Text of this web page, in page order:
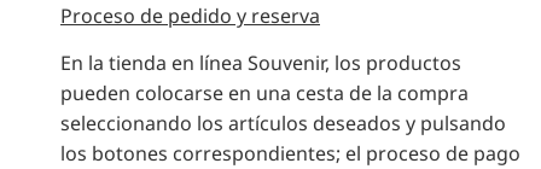
Proceso de pedido y reserva
En la tienda en línea Souvenir, los productos
pueden colocarse en una cesta de la compra
seleccionando los artículos deseados y pulsando
los botones correspondientes; el proceso de pago